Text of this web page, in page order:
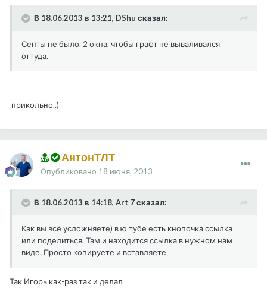
В 18.06.2013 в 13:21, DShu сказал:
Септы не было. 2 окна, чтобы графт не вываливался
оттуда.
прикольно..)
АнтонТЛТ
Опубликовано 18 июня, 2013
В 18.06.2013 в 14:18, Art 7 сказал:
Как вы всё усложняете) в ю тубе есть кнопочка ссылка
или поделиться. Там и находится ссылка в нужном нам
виде. Просто копируете и вставляете
Так Игорь как-раз так и делал